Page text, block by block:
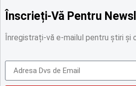
Înscrieți-Vă Pentru
Înregistrați-vă e-mailul pentru știri